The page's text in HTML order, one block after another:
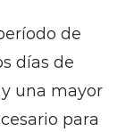
de
días de
una mayor
para